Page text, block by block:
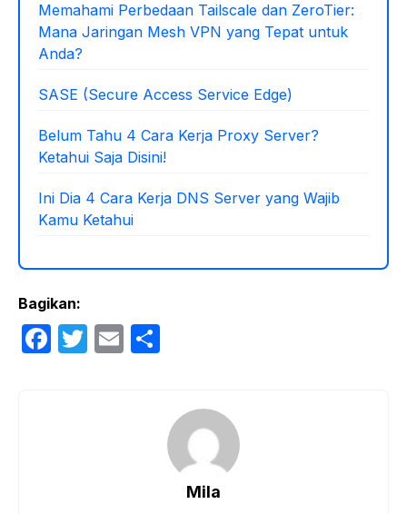
Memahami Perbedaan Tailscale dan ZeroTier:
Mana Jaringan Mesh VPN yang Tepat untuk
Anda?
SASE (Secure Access Service Edge)
Belum Tahu 4 Cara Kerja Proxy Server?
Ketahui Saja Disini!
Ini Dia 4 Cara Kerja DNS Server yang Wajib
Kamu Ketahui
Bagikan:
F
T
E
e
Mila